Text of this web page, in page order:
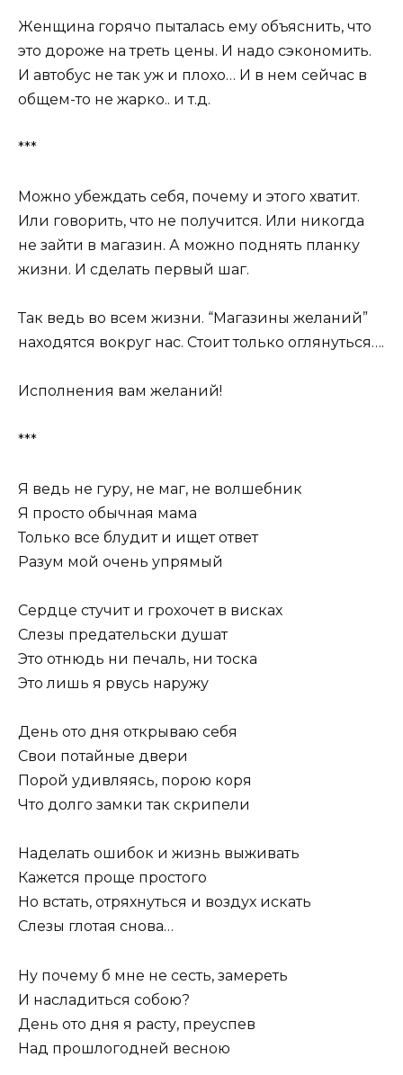
Женщина горячо пыталась ему объяснить, что
это дороже на треть цены. И надо сэкономить.
И автобус не так уж и плохо… И в нем сейчас в
общем-то не жарко.. и т.д.
***
Можно убеждать себя, почему и этого хватит.
Или говорить, что не получится. Или никогда
не зайти в магазин. А можно поднять планку
жизни. И сделать первый шаг.
Так ведь во всем жизни. “Магазины желаний”
находятся вокруг нас. Стоит только оглянуться….
Исполнения вам желаний!
***
Я ведь не гуру, не маг, не волшебник
Я просто обычная мама
Только все блудит и ищет ответ
Разум мой очень упрямый
Сердце стучит и грохочет в висках
Слезы предательски душат
Это отнюдь ни печаль, ни тоска
Это лишь я рвусь наружу
День ото дня открываю себя
Свои потайные двери
Порой удивляясь, порою коря
Что долго замки так скрипели
Наделать ошибок и жизнь выживать
Кажется проще простого
Но встать, отряхнуться и воздух искать
Слезы глотая снова…
Ну почему б мне не сесть, замереть
И насладиться собою?
День ото дня я расту, преуспев
Над прошлогодней весною